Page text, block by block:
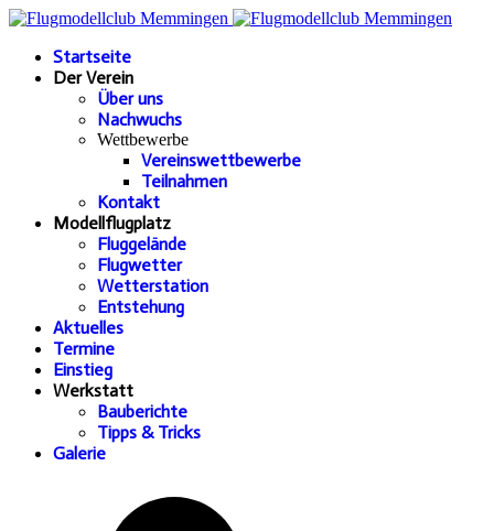
Startseite
Der Verein
Über uns
Nachwuchs
Wettbewerbe
Vereinswettbewerbe
Teilnahmen
Kontakt
Modellflugplatz
Fluggelände
Flugwetter
Wetterstation
Entstehung
Aktuelles
Termine
Einstieg
Werkstatt
Bauberichte
Tipps & Tricks
Galerie